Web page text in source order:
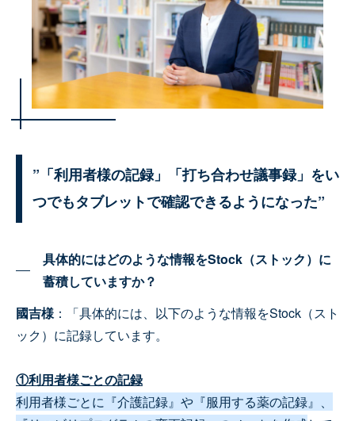
”「利用者様の記録」「打ち合わせ議事録」をい
つでもタブレットで確認できるようになった”
具体的にはどのような情報をStock（ストック）に
蓄積していますか？
國吉様：「具体的には、以下のような情報をStock（スト
ック）に記録しています。
①利用者様ごとの記録
利用者様ごとに『介護記録』や『服用する薬の記録』、